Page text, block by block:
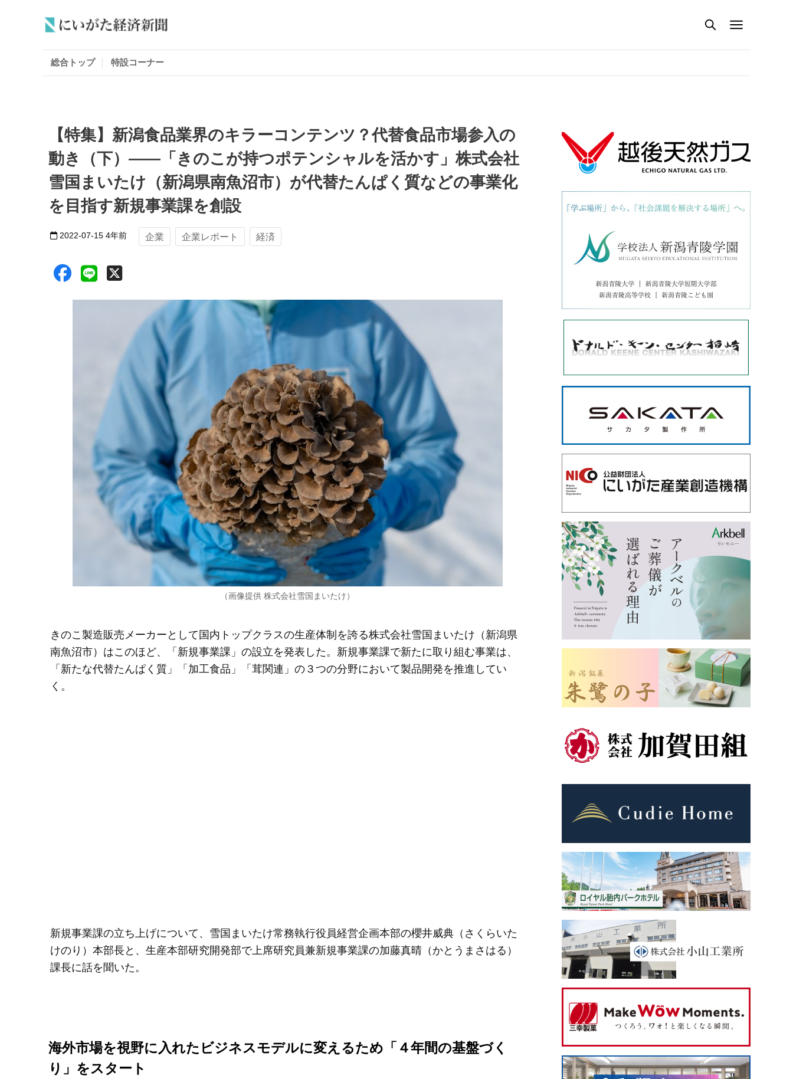
総合トップ 特設コーナー
【特集】新潟食品業界のキラーコンテンツ？代替食品市場参入の
動き（下）——「きのこが持つポテンシャルを活かす」株式会社
雪国まいたけ（新潟県南魚沼市）が代替たんぱく質などの事業化
を目指す新規事業課を創設
2022-07-15 4年前 企業 企業レポート 経済
（画像提供 株式会社雪国まいたけ）
きのこ製造販売メーカーとして国内トップクラスの生産体制を誇る株式会社雪国まいたけ（新潟県
南魚沼市）はこのほど、「新規事業課」の設立を発表した。新規事業課で新たに取り組む事業は、
「新たな代替たんぱく質」「加工食品」「茸関連」の３つの分野において製品開発を推進してい
く。
新規事業課の立ち上げについて、雪国まいたけ常務執行役員経営企画本部の櫻井威典（さくらいた
けのり）本部長と、生産本部研究開発部で上席研究員兼新規事業課の加藤真晴（かとうまさはる）
課長に話を聞いた。
海外市場を視野に入れたビジネスモデルに変えるため「４年間の基盤づく
り」をスタート